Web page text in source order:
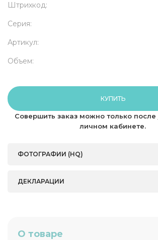
Штрихкод:
Серия:
Артикул:
Объем:
КУПИТЬ
Совершить заказ можно только после
личном кабинете.
ФОТОГРАФИИ (HQ)
ДЕКЛАРАЦИИ
О товаре